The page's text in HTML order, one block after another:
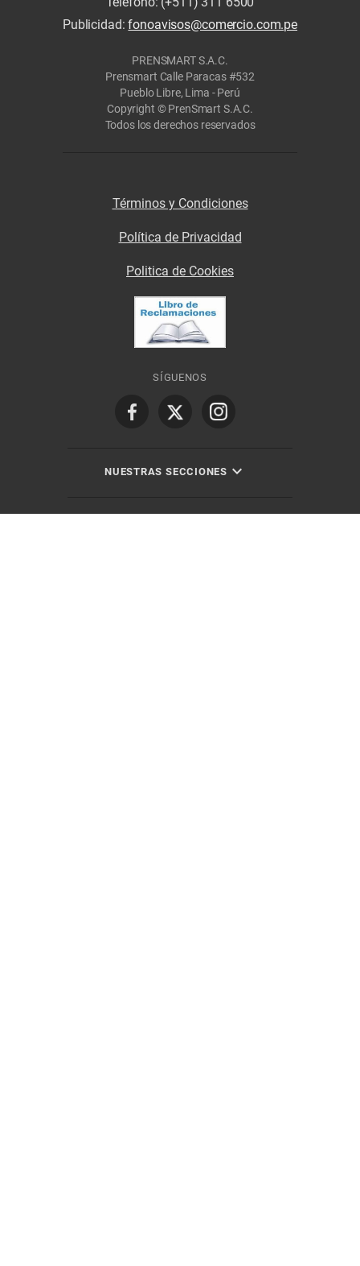
Publicidad:fonoavisos@comercio.com.pe
PRENSMART S.A.C.
Prensmart Calle Paracas #532
Pueblo Libre, Lima - Perú
Copyright © PrenSmart S.A.C.
Todos los derechos reservados
Términos y Condiciones
Política de Privacidad
Politica de Cookies
SÍGUENOS
NUESTRAS SECCIONES